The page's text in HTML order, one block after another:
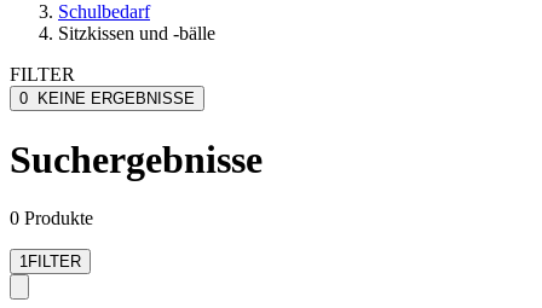
Schulbedarf
Sitzkissen und -bälle
FILTER
0 KEINE ERGEBNISSE
Suchergebnisse
0 Produkte
1FILTER